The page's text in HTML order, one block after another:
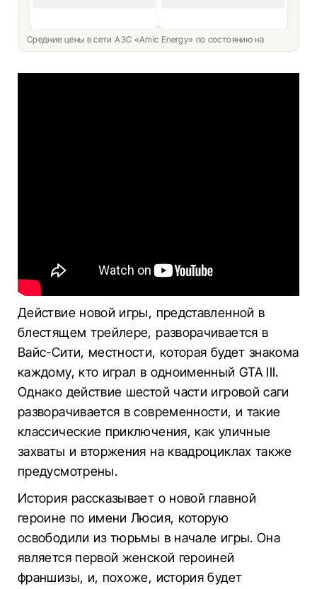
Средние цены в сети АЗС «Amic Energy» по состоянию на
Действие новой игры, представленной в
блестящем трейлере, разворачивается в
Вайс-Сити, местности, которая будет знакома
каждому, кто играл в одноименный GTA III.
Однако действие шестой части игровой саги
разворачивается в современности, и такие
классические приключения, как уличные
захваты и вторжения на квадроциклах также
предусмотрены.
История рассказывает о новой главной
героине по имени Люсия, которую
освободили из тюрьмы в начале игры. Она
является первой женской героиней
франшизы, и, похоже, история будет